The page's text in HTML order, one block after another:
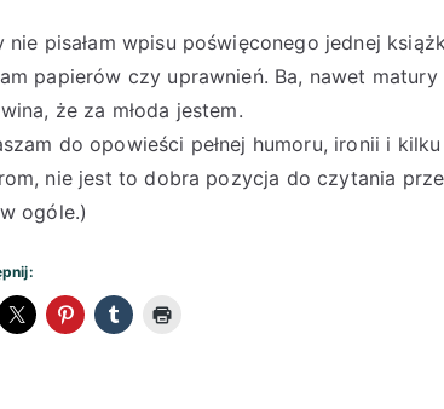
nie pisałam wpisu poświęconego jednej
papierów czy uprawnień. Ba, nawet
że za młoda jestem.
do opowieści pełnej humoru, ironii i
nie jest to dobra pozycja do czytania
ogóle.)